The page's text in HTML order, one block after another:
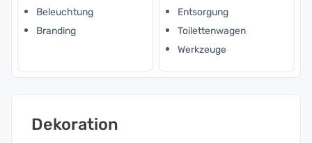
Beleuchtung
Branding
Entsorgung
Toilettenwagen
Werkzeuge
Dekoration